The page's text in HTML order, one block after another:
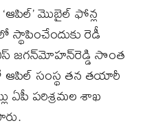
‘ఆపిల్‌’ మొబైల్‌ ఫోన్ల
రెడీ
జగన్‌మోహన్‌రెడ్డి సొంత
సంస్థ తన తయారీ
ఏపీ పరిశ్రమల శాఖ